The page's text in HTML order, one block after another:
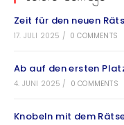
Zeit für den neuen
17. JULI 2025 / 0 COMMENTS
Ab auf den ersten
4. JUNI 2025 / 0 COMMENTS
Knobeln mit dem